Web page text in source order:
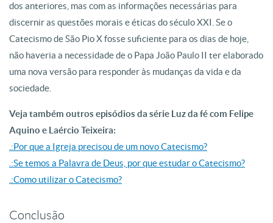
dos anteriores, mas com as informações necessárias para
discernir as questões morais e éticas do século XXI. Se o
Catecismo de São Pio X fosse suficiente para os dias de hoje,
não haveria a necessidade de o Papa João Paulo II ter elaborado
uma nova versão para responder às mudanças da vida e da
sociedade.
Veja também outros episódios da série Luz da fé com Felipe
Aquino e Laércio Teixeira:
.:Por que a Igreja precisou de um novo Catecismo?
.:Se temos a Palavra de Deus, por que estudar o Catecismo?
.:Como utilizar o Catecismo?
Conclusão